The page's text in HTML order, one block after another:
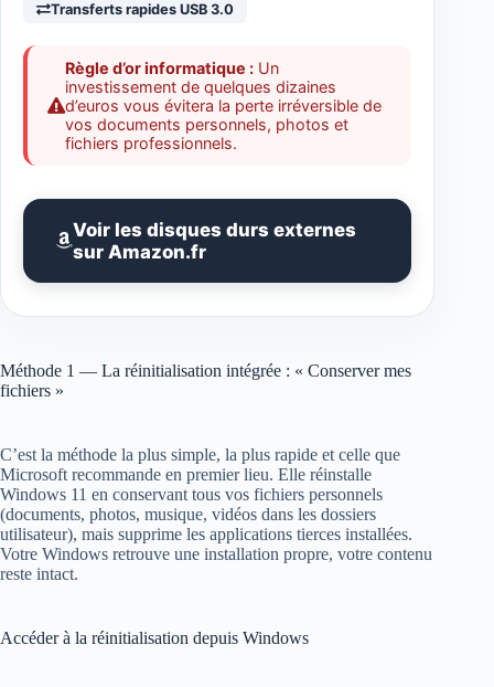
Transferts rapides USB 3.0
Règle d’or informatique : Un
investissement de quelques dizaines
d’euros vous évitera la perte irréversible de
vos documents personnels, photos et
fichiers professionnels.
Voir les disques durs externes
sur Amazon.fr
Méthode 1 — La réinitialisation intégrée : « Conserver mes
fichiers »
C’est la méthode la plus simple, la plus rapide et celle que
Microsoft recommande en premier lieu. Elle réinstalle
Windows 11 en conservant tous vos fichiers personnels
(documents, photos, musique, vidéos dans les dossiers
utilisateur), mais supprime les applications tierces installées.
Votre Windows retrouve une installation propre, votre contenu
reste intact.
Accéder à la réinitialisation depuis Windows